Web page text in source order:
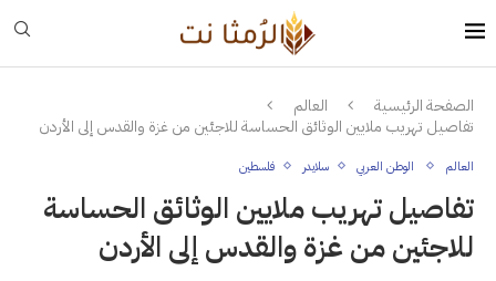
الصفحة الرئيسية
العالم
تفاصيل تهريب ملايين الوثائق الحساسة للاجئين من غزة والقدس إلى الأردن
العالم الوطن العربي سلايدر فلسطين
تفاصيل تهريب ملايين الوثائق الحساسة
للاجئين من غزة والقدس إلى الأردن